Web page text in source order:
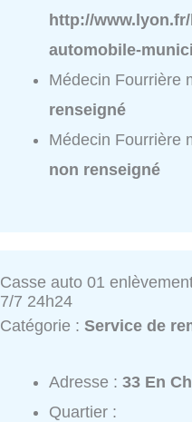
http://
automobile-
Médecin Fourrière
renseigné
Médecin Fourrière
non renseigné
Casse auto 01
7/7 24h24
Catégorie :Service de
Adresse :33 En
Quartier :